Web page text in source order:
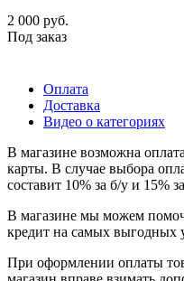
2 000 руб.
Под заказ
Оплата
Доставка
Видео о категориях
В магазине возможна
карты. В случае выбора
составит 10% за б/у и 15%
В магазине мы можем
кредит на самых выгодных
При оформлении оплаты